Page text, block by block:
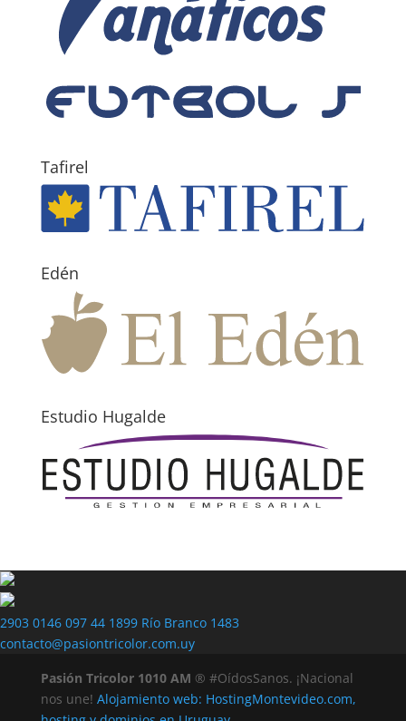
Tafirel
Edén
Estudio Hugalde
2903 0146 097 44 1899 Río Branco 1483
contacto@pasiontricolor.com.uy
Pasión Tricolor 1010 AM ® #OídosSanos. ¡Nacional
nos une! Alojamiento web: HostingMontevideo.com,